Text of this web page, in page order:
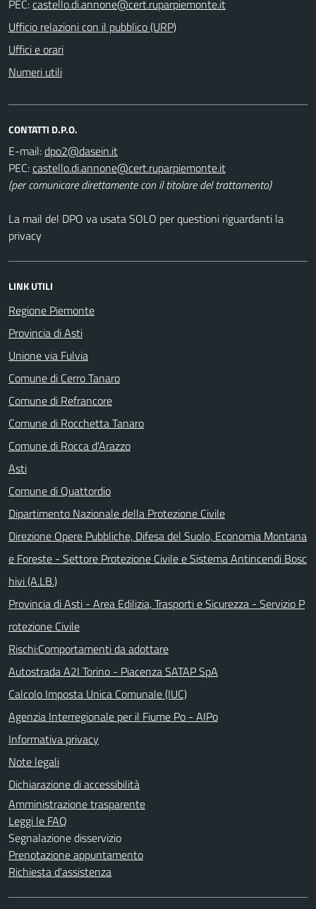
PEC:
Ufficio relazioni con il pubblico (URP)
Uffici e orari
Numeri utili
CONTATTI D.P.O.
E-mail:
PEC:
(per comunicare direttamente con il titolare del trattamento)
La mail del DPO va usata SOLO per questioni riguardanti la
privacy
LINK UTILI
Regione Piemonte
Provincia di Asti
Unione via Fulvia
Comune di Cerro Tanaro
Comune di Refrancore
Comune di Rocchetta Tanaro
Comune di Rocca d'Arazzo
Asti
Comune di Quattordio
Dipartimento Nazionale della Protezione Civile
Direzione Opere Pubbliche, Difesa del Suolo, Economia Montana
e Foreste - Settore Protezione Civile e Sistema Antincendi Bosc
hivi (A.LB.)
Provincia di Asti - Area Edilizia, Trasporti e Sicurezza - Servizio P
rotezione Civile
Rischi:Comportamenti da adottare
Autostrada A2I Torino - Piacenza SATAP SpA
Calcolo Imposta Unica Comunale (IUC)
Agenzia Interregionale per il Fiume Po - AIPo
Informativa privacy
Note legali
Dichiarazione di accessibilità
Amministrazione trasparente
Leggi le FAQ
Segnalazione disservizio
Prenotazione appuntamento
Richiesta d'assistenza